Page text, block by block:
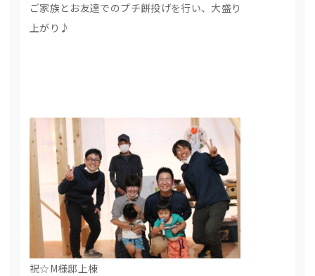
ご家族とお友達でのプチ餅投げを行い、大盛り
上がり♪
祝☆M様邸上棟